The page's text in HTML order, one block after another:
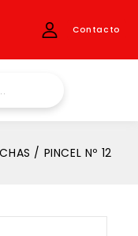
Contacto
/ PINCEL Nº 12